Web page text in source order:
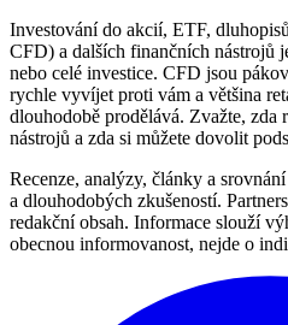
Investování do akcií, ETF,
CFD) a dalších finančních nástrojů
nebo celé investice. CFD jsou
rychle vyvíjet proti vám a většina
dlouhodobě prodělává. Zvažte, zda
nástrojů a zda si můžete dovolit
Recenze, analýzy, články a
a dlouhodobých zkušeností.
redakční obsah. Informace slouží
obecnou informovanost, nejde o